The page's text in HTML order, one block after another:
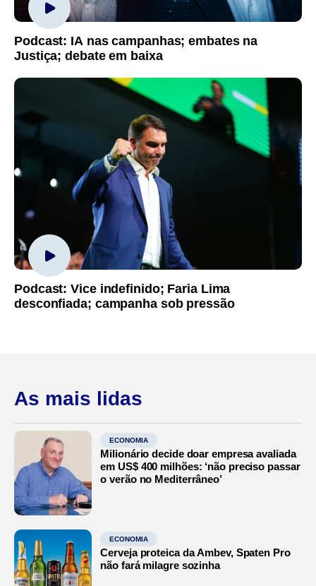
Podcast: IA nas campanhas; embates na
Justiça; debate em baixa
Podcast: Vice indefinido; Faria Lima
desconfiada; campanha sob pressão
As mais lidas
ECONOMIA
Milionário decide doar empresa avaliada
em US$ 400 milhões: ‘não preciso passar
o verão no Mediterrâneo’
ECONOMIA
Cerveja proteica da Ambev, Spaten Pro
não fará milagre sozinha